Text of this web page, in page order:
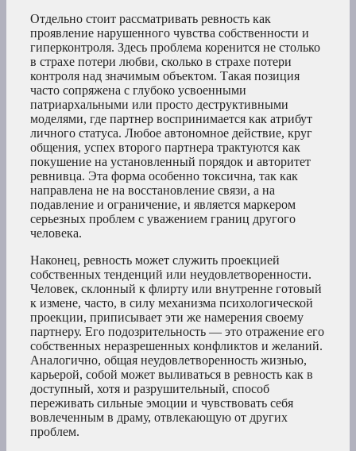
Отдельно стоит рассматривать ревность как
проявление нарушенного чувства собственности и
гиперконтроля. Здесь проблема коренится не столько
в страхе потери любви, сколько в страхе потери
контроля над значимым объектом. Такая позиция
часто сопряжена с глубоко усвоенными
патриархальными или просто деструктивными
моделями, где партнер воспринимается как атрибут
личного статуса. Любое автономное действие, круг
общения, успех второго партнера трактуются как
покушение на установленный порядок и авторитет
ревнивца. Эта форма особенно токсична, так как
направлена не на восстановление связи, а на
подавление и ограничение, и является маркером
серьезных проблем с уважением границ другого
человека.
Наконец, ревность может служить проекцией
собственных тенденций или неудовлетворенности.
Человек, склонный к флирту или внутренне готовый
к измене, часто, в силу механизма психологической
проекции, приписывает эти же намерения своему
партнеру. Его подозрительность — это отражение его
собственных неразрешенных конфликтов и желаний.
Аналогично, общая неудовлетворенность жизнью,
карьерой, собой может выливаться в ревность как в
доступный, хотя и разрушительный, способ
переживать сильные эмоции и чувствовать себя
вовлеченным в драму, отвлекающую от других
проблем.